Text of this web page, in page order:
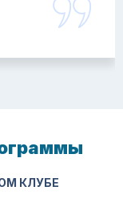
КЛУБЕ